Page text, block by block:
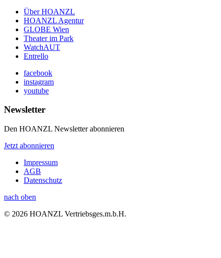
Über HOANZL
HOANZL Agentur
GLOBE Wien
Theater im Park
WatchAUT
Entrello
facebook
instagram
youtube
Newsletter
Den HOANZL Newsletter abonnieren
Jetzt abonnieren
Impressum
AGB
Datenschutz
nach oben
© 2026 HOANZL Vertriebsges.m.b.H.